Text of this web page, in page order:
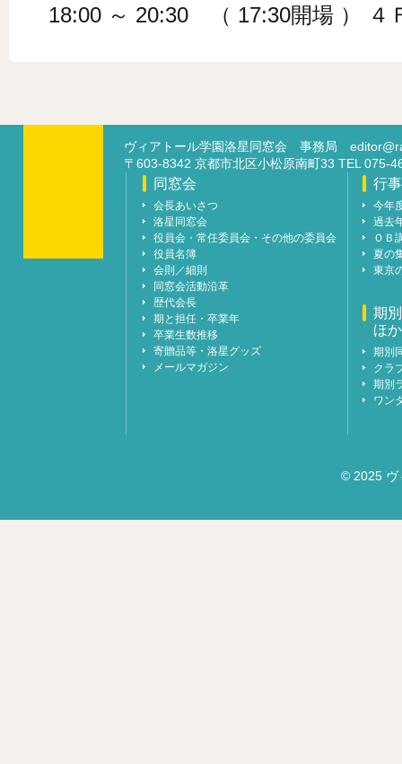
18:00 ～ 20:30 （ 17:30開場 ） ４
ヴィアトール学園洛星同窓会 事務局
〒603-8342 京都市北区小松原南町33 TEL 075-
同窓会
会長あいさつ
洛星同窓会
役員会・常任委員会・その他の委員会
役員名簿
会則／細則
同窓会活動沿革
歴代会長
期と担任・卒業年
卒業生数推移
寄贈品等・洛星グッズ
メールマガジン
行事
今年
過去
ＯＢ
夏の
東京
期
ほか
期別
クラ
期別
ワン
© 2025 ヴ